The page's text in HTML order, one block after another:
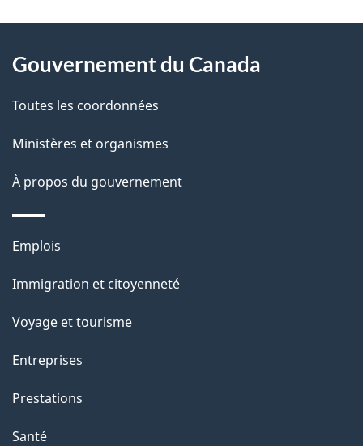
D
t
a
l
s
l
a
a
g
"
propos
ce
site
Gouvernement du Canada
Toutes les coordonnées
Ministères et organismes
À propos du gouvernement
Thèmes
sujets
Emplois
Immigration et citoyenneté
Voyage et tourisme
Entreprises
Prestations
Santé